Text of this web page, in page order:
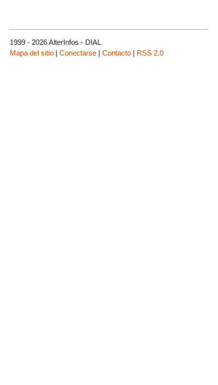
1999 - 2026 AlterInfos - DIAL
Mapa del sitio | Conectarse | Contacto | RSS 2.0